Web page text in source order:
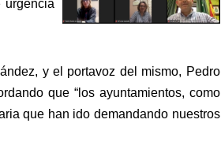
urgencia
y el portavoz del mismo, Pedro
que “los ayuntamientos, como
que han ido demandando nuestros